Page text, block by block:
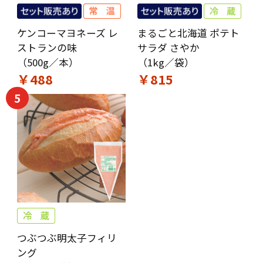
ケンコーマヨネーズ レ
ストランの味
（500g／本）
￥488
まるごと北海道 ポテト
サラダ さやか
（1kg／袋）
￥815
5
つぶつぶ明太子フィリ
ング